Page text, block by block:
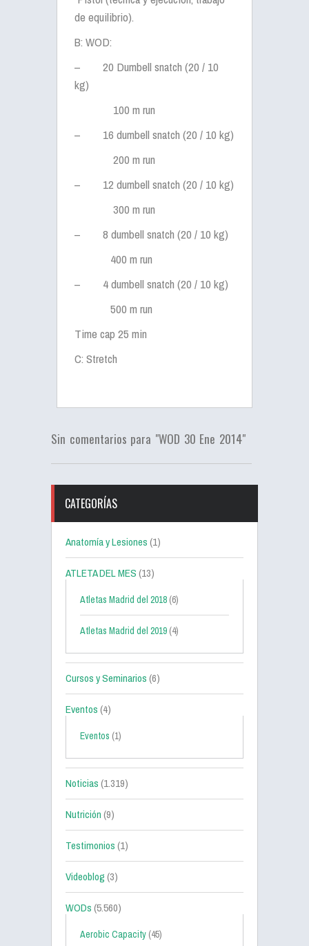
de equilibrio).
B: WOD:
– 20 Dumbell snatch (20 / 10
kg)
100 m run
– 16 dumbell snatch (20 / 10 kg)
200 m run
– 12 dumbell snatch (20 / 10 kg)
300 m run
– 8 dumbell snatch (20 / 10 kg)
400 m run
– 4 dumbell snatch (20 / 10 kg)
500 m run
Time cap 25 min
C: Stretch
Sin comentarios para "WOD 30 Ene 2014"
CATEGORÍAS
Anatomía y Lesiones(1)
ATLETA DEL MES(13)
Atletas Madrid del 2018 (6)
Atletas Madrid del 2019 (4)
Cursos y Seminarios(6)
Eventos(4)
Eventos (1)
Noticias(1.319)
Nutrición(9)
Testimonios(1)
Videoblog(3)
WODs(5.560)
Aerobic Capacity (45)